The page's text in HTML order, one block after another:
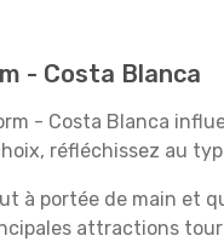
- Costa Blanca
- Costa Blanca
réfléchissez au
à portée de main et
attractions